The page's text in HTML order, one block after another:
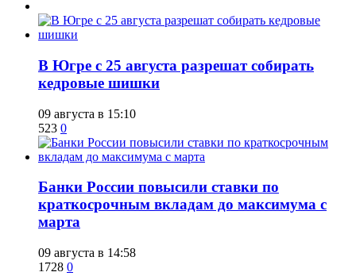
​В Югре с 25 августа разрешат собирать
кедровые шишки
09 августа в 15:10
523 0
​Банки России повысили ставки по
краткосрочным вкладам до максимума с
марта
09 августа в 14:58
1728 0